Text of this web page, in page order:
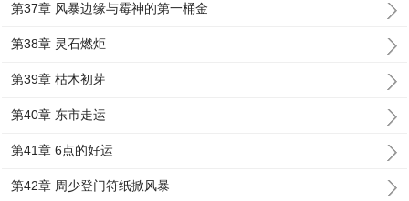
第37章 风暴边缘与霉神的第一桶金
第38章 灵石燃炬
第39章 枯木初芽
第40章 东市走运
第41章 6点的好运
第42章 周少登门符纸掀风暴